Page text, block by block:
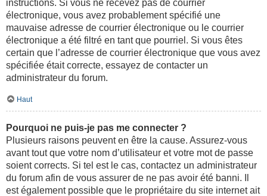
instructions. Si vous ne recevez pas de courrier
électronique, vous avez probablement spécifié une
mauvaise adresse de courrier électronique ou le courrier
électronique a été filtré en tant que pourriel. Si vous êtes
certain que l’adresse de courrier électronique que vous avez
spécifiée était correcte, essayez de contacter un
administrateur du forum.
Haut
Pourquoi ne puis-je pas me connecter ?
Plusieurs raisons peuvent en être la cause. Assurez-vous
avant tout que votre nom d’utilisateur et votre mot de passe
soient corrects. Si tel est le cas, contactez un administrateur
du forum afin de vous assurer de ne pas avoir été banni. Il
est également possible que le propriétaire du site internet ait